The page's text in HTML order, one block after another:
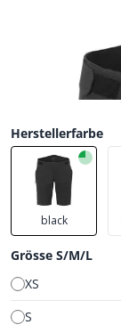
Herstellerfarbe
black
Grösse S/M/L
XS
S